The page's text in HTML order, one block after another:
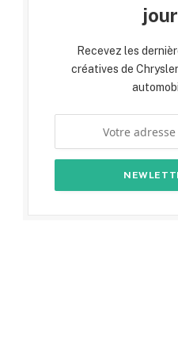
jour
Recevez les
créatives de